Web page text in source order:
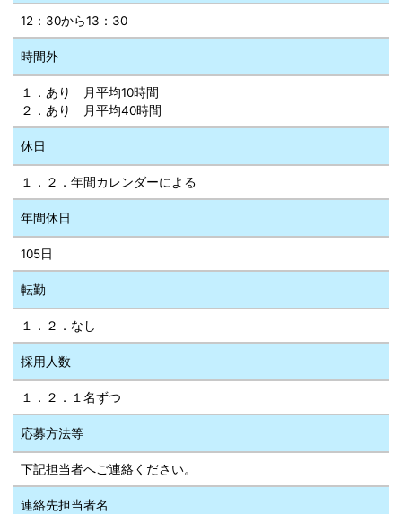
12：30から13：30
時間外
１．あり 月平均10時間
２．あり 月平均40時間
休日
１．２．年間カレンダーによる
年間休日
105日
転勤
１．２．なし
採用人数
１．２．１名ずつ
応募方法等
下記担当者へご連絡ください。
連絡先担当者名